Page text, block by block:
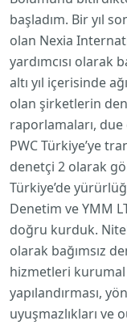
başladım. Bir yıl
olan Nexia
yardımcısı olarak
altı yıl içerisinde
olan şirketlerin
raporlamaları,
PWC Türkiye’ye
denetçi 2 olarak
Türkiye’de
Denetim ve YMM
doğru kurduk.
olarak bağımsız
hizmetleri
yapılandırması,
uyuşmazlıkları ve